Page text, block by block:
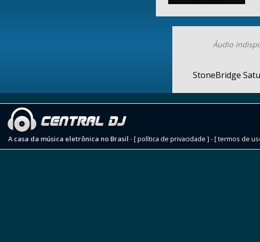
Áudio
StoneBridge
A casa da música eletrônica no Brasil -[ política de privacidade ] -[ termos de